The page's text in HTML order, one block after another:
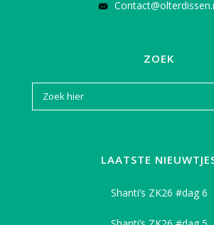
ZOEK
LAATSTE
Shanti’s ZK26 #dag 6